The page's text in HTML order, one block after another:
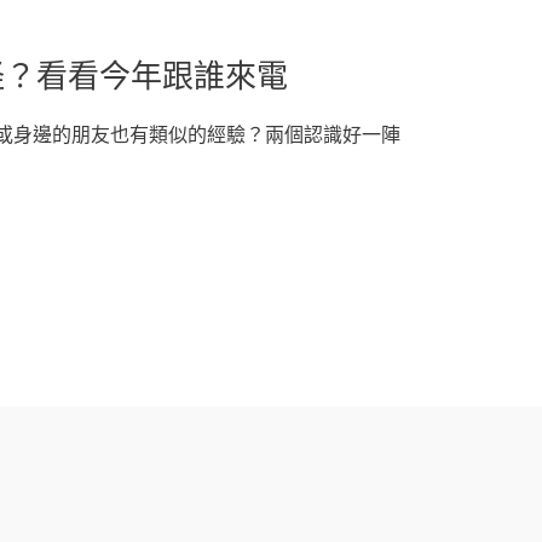
看看今年跟誰來電
邊的朋友也有類似的經驗？兩個認識好一陣